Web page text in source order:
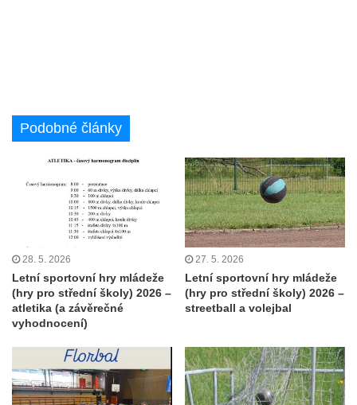
Podobné články
28. 5. 2026
Letní sportovní hry mládeže
(hry pro střední školy) 2026 –
atletika (a závěrečné
vyhodnocení)
27. 5. 2026
Letní sportovní hry mládeže
(hry pro střední školy) 2026 –
streetball a volejbal